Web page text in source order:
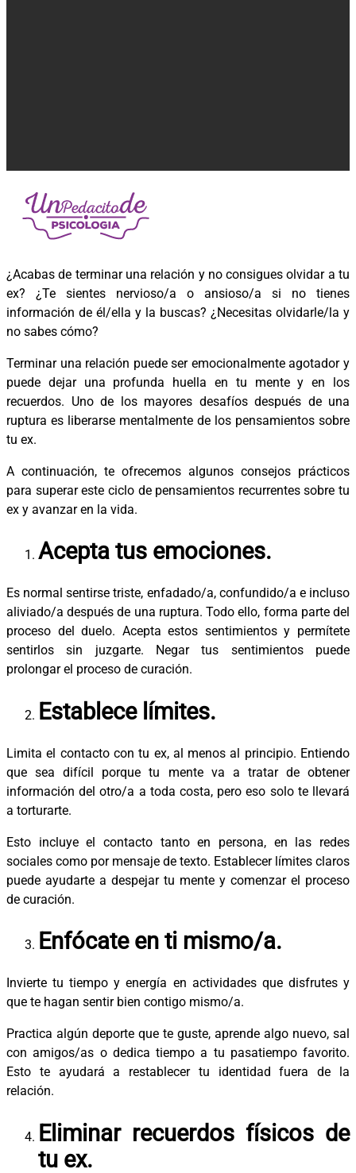
¿Acabas de terminar una relación y no consigues olvidar a tu
ex? ¿Te sientes nervioso/a o ansioso/a si no tienes
información de él/ella y la buscas? ¿Necesitas olvidarle/la y
no sabes cómo?
Terminar una relación puede ser emocionalmente agotador y
puede dejar una profunda huella en tu mente y en los
recuerdos. Uno de los mayores desafíos después de una
ruptura es liberarse mentalmente de los pensamientos sobre
tu ex.
A continuación, te ofrecemos algunos consejos prácticos
para superar este ciclo de pensamientos recurrentes sobre tu
ex y avanzar en la vida.
Acepta tus emociones.
Es normal sentirse triste, enfadado/a, confundido/a e incluso
aliviado/a después de una ruptura. Todo ello, forma parte del
proceso del duelo. Acepta estos sentimientos y permítete
sentirlos sin juzgarte. Negar tus sentimientos puede
prolongar el proceso de curación.
Establece límites.
Limita el contacto con tu ex, al menos al principio. Entiendo
que sea difícil porque tu mente va a tratar de obtener
información del otro/a a toda costa, pero eso solo te llevará
a torturarte.
Esto incluye el contacto tanto en persona, en las redes
sociales como por mensaje de texto. Establecer límites claros
puede ayudarte a despejar tu mente y comenzar el proceso
de curación.
Enfócate en ti mismo/a.
Invierte tu tiempo y energía en actividades que disfrutes y
que te hagan sentir bien contigo mismo/a.
Practica algún deporte que te guste, aprende algo nuevo, sal
con amigos/as o dedica tiempo a tu pasatiempo favorito.
Esto te ayudará a restablecer tu identidad fuera de la
relación.
Eliminar recuerdos físicos de
tu ex.